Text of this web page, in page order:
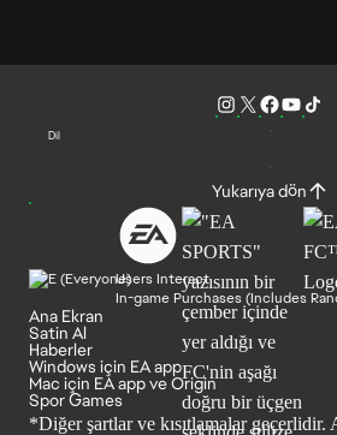
Dil
Yukarıya dön
Users Interact
In-game Purchases (Includes
Ana Ekran
Satin Al
Haberler
Windows için EA app
Mac için EA app ve Origin
Spor Games
*Diğer şartlar ve kısıtlamalar geçerlidir.